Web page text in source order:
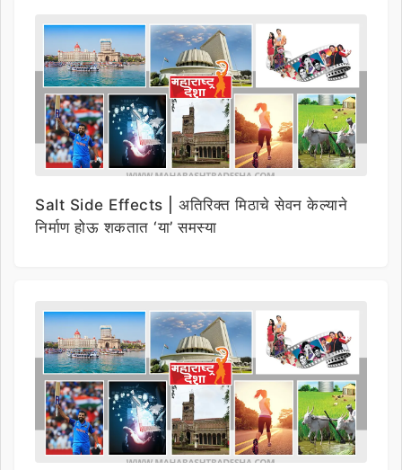
Salt Side Effects | अतिरिक्त मिठाचे सेवन केल्याने
निर्माण होऊ शकतात ‘या’ समस्या